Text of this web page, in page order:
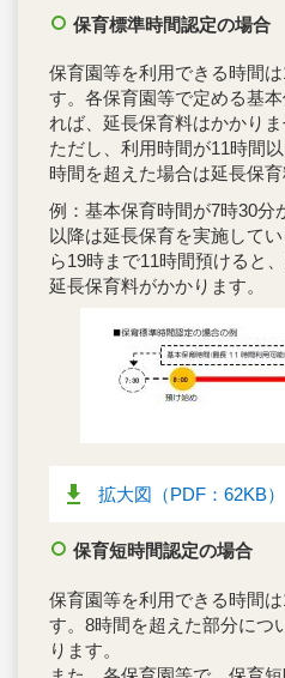
保育標準時間認定の場合
保育園等を利用できる時間
す。各保育園等で定める基
れば、延長保育料はかかりま
ただし、利用時間が11時間
時間を超えた場合は延長保育
例：基本保育時間が7時30分
以降は延長保育を実施して
ら19時まで11時間預けると
延長保育料がかかります。
拡大図（PDF：62KB）
保育短時間認定の場合
保育園等を利用できる時間
す。8時間を超えた部分につ
ります。